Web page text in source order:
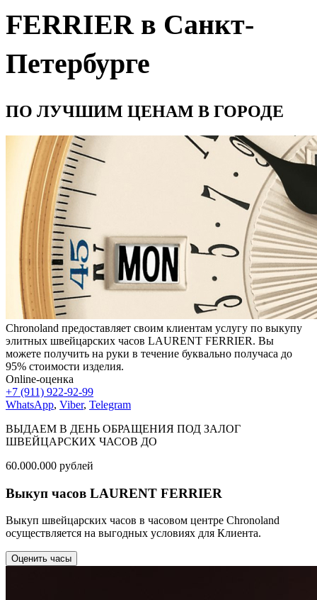
FERRIER в Санкт-
Петербурге
ПО ЛУЧШИМ ЦЕНАМ В ГОРОДЕ
Chronoland предоставляет своим клиентам услугу по выкупу
элитных швейцарских часов LAURENT FERRIER. Вы
можете получить на руки в течение буквально получаса до
95% стоимости изделия.
Online-оценка
+7 (911) 922-92-99
WhatsApp, Viber, Telegram
ВЫДАЕМ В ДЕНЬ ОБРАЩЕНИЯ ПОД ЗАЛОГ
ШВЕЙЦАРСКИХ ЧАСОВ ДО
60.000.000 рублей
Выкуп часов LAURENT FERRIER
Выкуп швейцарских часов в часовом центре Chronoland
осуществляется на выгодных условиях для Клиента.
Оценить часы